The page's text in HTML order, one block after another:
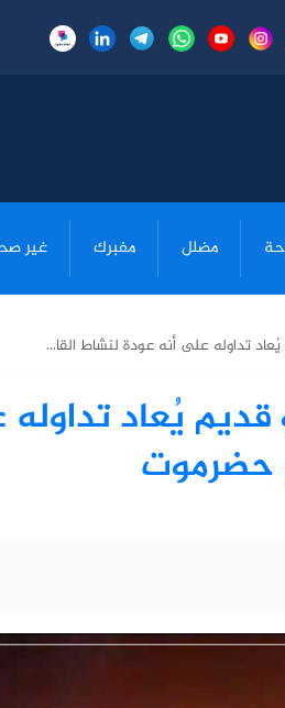
مضلل مفبرك غير
تداوله على أنه عودة لنشاط القا...
يُعاد
حضرموت